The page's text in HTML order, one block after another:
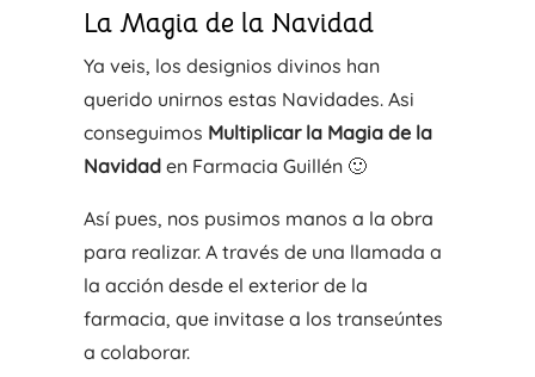
La Magia de la Navidad
Ya veis, los designios divinos han
querido unirnos estas Navidades. Asi
conseguimos Multiplicar la Magia de la
Navidaden Farmacia Guillén 🙂
Así pues, nos pusimos manos a la obra
para realizar. A través de una llamada a
la acción desde el exterior de la
farmacia, que invitase a los transeúntes
a colaborar.